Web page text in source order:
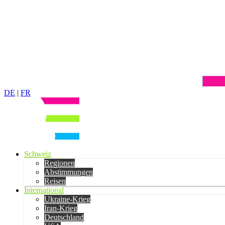
DE | FR
Schweiz
Regionen
Abstimmungen
Reisen
International
Ukraine-Krieg
Iran-Krieg
Deutschland